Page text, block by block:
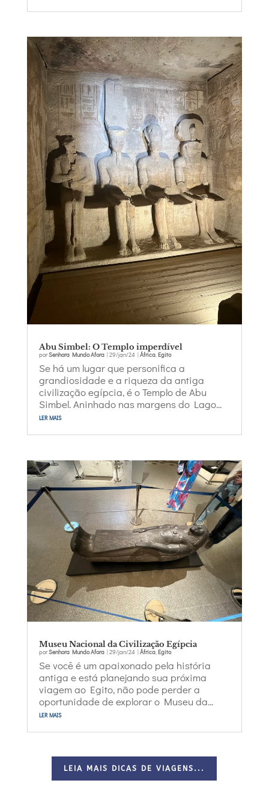
Abu Simbel: O Templo imperdível
porSenhora Mundo Afora| 29/jan/24| África, Egito
Se há um lugar que personifica a
grandiosidade e a riqueza da antiga
civilização egípcia, é o Templo de Abu
Simbel. Aninhado nas margens do Lago...
ler mais
Museu Nacional da Civilização Egípcia
porSenhora Mundo Afora| 29/jan/24| África, Egito
Se você é um apaixonado pela história
antiga e está planejando sua próxima
viagem ao Egito, não pode perder a
oportunidade de explorar o Museu da...
ler mais
LEIA MAIS DICAS DE VIAGENS...